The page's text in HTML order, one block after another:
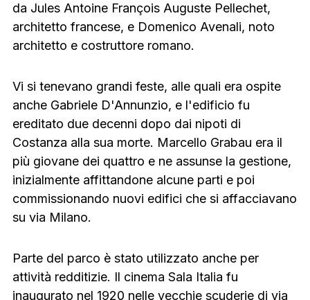
da Jules Antoine François Auguste Pellechet,
architetto francese, e Domenico Avenali, noto
architetto e costruttore romano.
Vi si tenevano grandi feste, alle quali era ospite
anche Gabriele D'Annunzio, e l'edificio fu
ereditato due decenni dopo dai nipoti di
Costanza alla sua morte. Marcello Grabau era il
più giovane dei quattro e ne assunse la gestione,
inizialmente affittandone alcune parti e poi
commissionando nuovi edifici che si affacciavano
su via Milano.
Parte del parco è stato utilizzato anche per
attività redditizie. Il cinema Sala Italia fu
inaugurato nel 1920 nelle vecchie scuderie di via